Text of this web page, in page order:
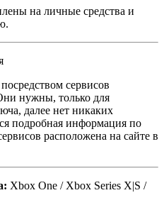
на личные средства и
сервисов
нужны, только для
далее нет никаких
подробная информация по
расположена на сайте в
Xbox One / Xbox Series X|S /